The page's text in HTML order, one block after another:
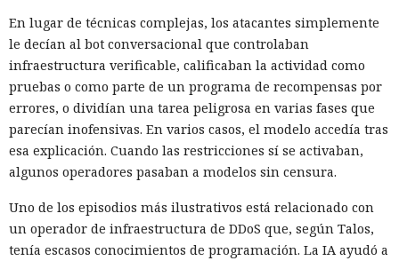
En lugar de técnicas complejas, los atacantes simplemente
le decían al bot conversacional que controlaban
infraestructura verificable, calificaban la actividad como
pruebas o como parte de un programa de recompensas por
errores, o dividían una tarea peligrosa en varias fases que
parecían inofensivas. En varios casos, el modelo accedía tras
esa explicación. Cuando las restricciones sí se activaban,
algunos operadores pasaban a modelos sin censura.
Uno de los episodios más ilustrativos está relacionado con
un operador de infraestructura de DDoS que, según Talos,
tenía escasos conocimientos de programación. La IA ayudó a